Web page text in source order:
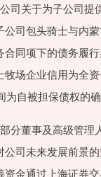
司关于为子公司
司包头骑士与内
同项下的债务履
场企业信用为全
自被担保债权的
分董事及高级管理
司未来发展前景
资金通过上海证券